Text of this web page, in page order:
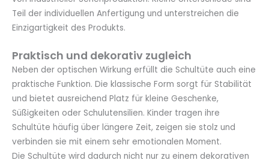
Teil der individuellen Anfertigung und unterstreichen die
Einzigartigkeit des Produkts.
Praktisch und dekorativ zugleich
Neben der optischen Wirkung erfüllt die Schultüte auch eine
praktische Funktion. Die klassische Form sorgt für Stabilität
und bietet ausreichend Platz für kleine Geschenke,
Süßigkeiten oder Schulutensilien. Kinder tragen ihre
Schultüte häufig über längere Zeit, zeigen sie stolz und
verbinden sie mit einem sehr emotionalen Moment.
Die Schultüte wird dadurch nicht nur zu einem dekorativen